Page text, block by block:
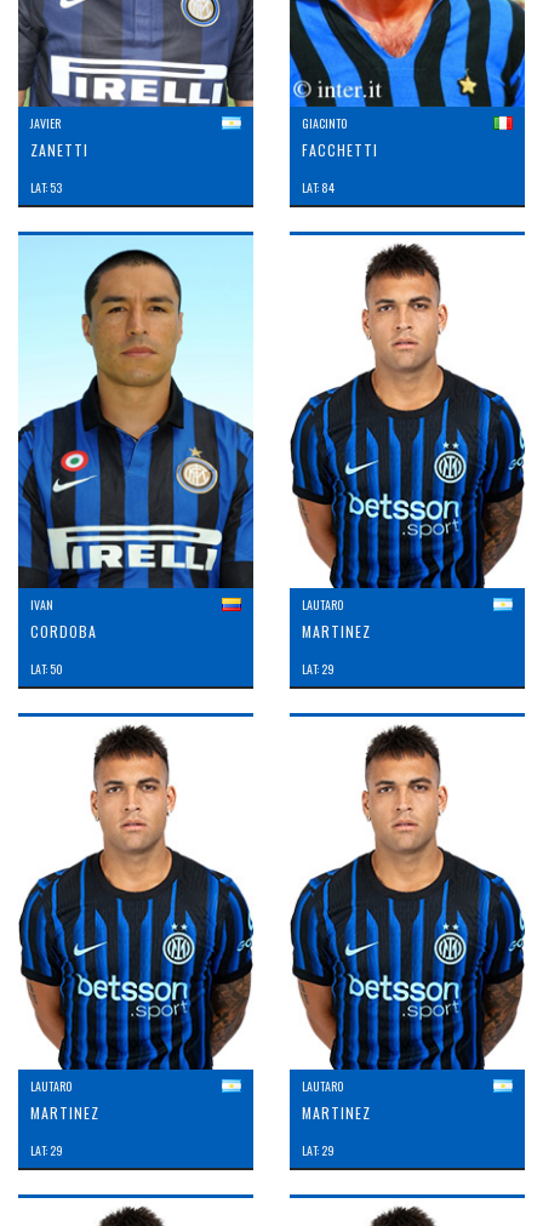
JAVIER
ZANETTI
LAT: 53
GIACINTO
FACCHETTI
LAT: 84
IVAN
CORDOBA
LAT: 50
LAUTARO
MARTINEZ
LAT: 29
LAUTARO
MARTINEZ
LAT: 29
LAUTARO
MARTINEZ
LAT: 29